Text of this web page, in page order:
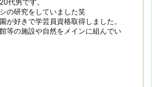
の研究をしていました笑
が好きで学芸員資格取得しました。
等の施設や自然をメインに組んでい